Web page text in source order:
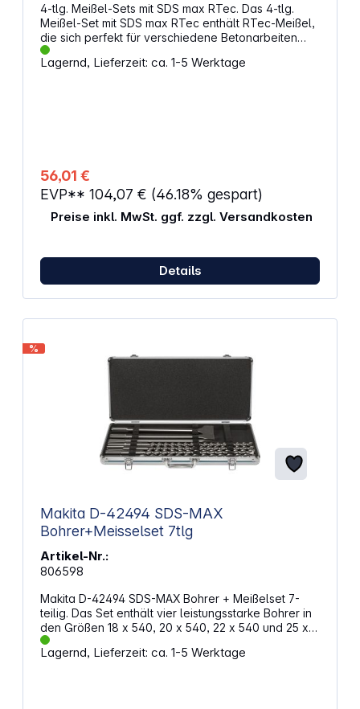
4-tlg. Meißel-Sets mit SDS max RTec. Das 4-tlg.
Meißel-Set mit SDS max RTec enthält RTec-Meißel,
die sich perfekt für verschiedene Betonarbeiten
eignen. Sie verklemmen weniger und kommen
schneller voran. Die Meißel sind bestimmt für
geeignet. Sie verklemmen wenig und kommen
schnell voran In sich gedrehte
selbstnachschärfende Spitze des Spitzmeißels mit
RTec Speed trägt auf einer breiteren Fläche
Material ab und ermöglicht glattes Arbeiten
Sharp bieten schnellen Arbeitsfortschritt und
verhindern das Verklemmen des Meißels
Lagernd, Lieferzeit: ca. 1-5 Werktage
56,01 €
EVP** 104,07 € (46.18% gespart)
Preise inkl. MwSt. ggf. zzgl. Versandkosten
Details
%
Makita D-42494 SDS-MAX
Bohrer+Meisselset 7tlg
Artikel-Nr.:
806598
Makita D-42494 SDS-MAX Bohrer + Meißelset 7-
teilig. Das Set enthält vier leistungsstarke Bohrer in
den Größen 18 x 540, 20 x 540, 22 x 540 und 25 x
540 mm sowie drei verschiedene Meißel: einen
Spitzmeißel 400 mm, einen Flachmeißel 25x400 mm
Lagernd, Lieferzeit: ca. 1-5 Werktage